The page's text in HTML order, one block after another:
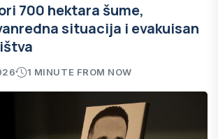
700 hektara šume,
situacija i evakuisan
1 MINUTE FROM NOW